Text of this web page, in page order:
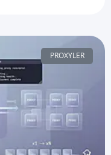
PROXYLER